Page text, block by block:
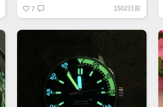
黄色と緑の2色発光が実にお見事🌕
7 1502日前